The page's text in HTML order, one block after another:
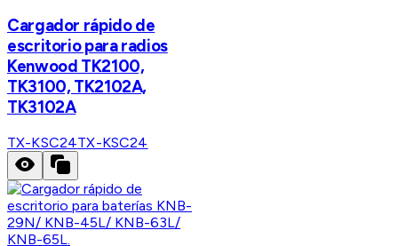
Cargador rápido de
escritorio para radios
Kenwood TK2100,
TK3100, TK2102A,
TK3102A
TX-KSC24TX-KSC24